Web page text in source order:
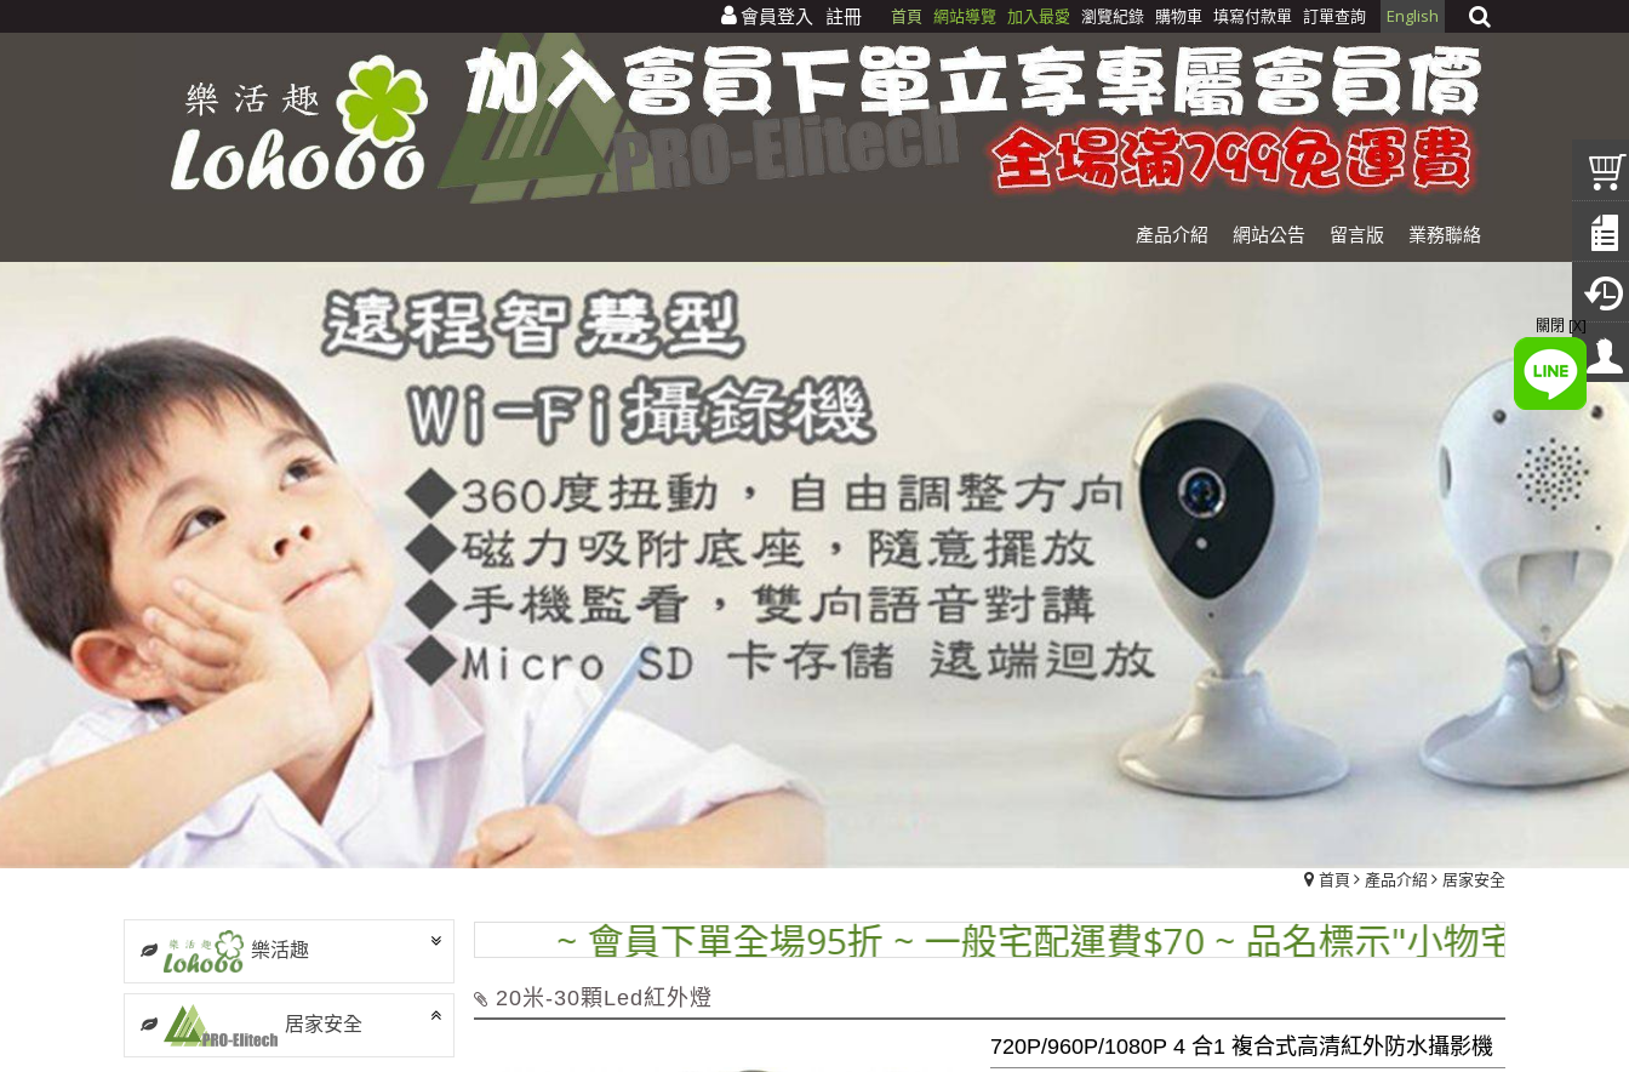
首頁 網站導覽 加入最愛 English
瀏覽紀錄 購物車 填寫付款單 訂單查詢
會員登入 註冊
產品介紹 網站公告 留言版 業務聯絡
首頁 產品介紹 居家安全
樂活趣
居家安全
~ 會員下單全場95折 ~ 一般宅配運費$70 ~ 品名標示"小物宅配"運費再優
20米-30顆Led紅外燈
720P/960P/1080P 4 合1 複合式高清紅外防水攝影機
關閉 [X]